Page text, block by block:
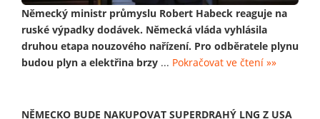
Německý ministr průmyslu Robert Habeck reaguje na
ruské výpadky dodávek. Německá vláda vyhlásila
druhou etapa nouzového nařízení. Pro odběratele plynu
budou plyn a elektřina brzy ... Pokračovat ve čtení »»
NĚMECKO BUDE NAKUPOVAT SUPERDRAHÝ LNG Z USA